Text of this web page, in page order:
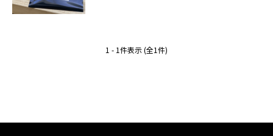
1 - 1件表示 (全1件)